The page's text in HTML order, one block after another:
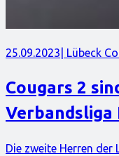
25.09.2023 | Lübeck
Cougars 2
Verbandsliga
Die zweite Herren der